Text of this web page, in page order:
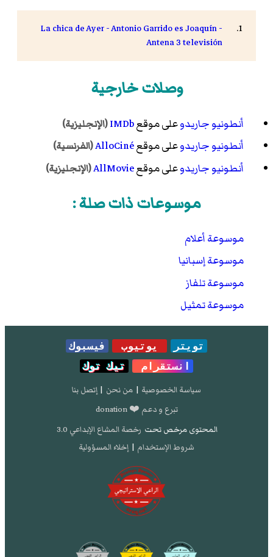
La chica de Ayer - Antonio Garrido es Joaquín -
Antena 3 televisión
وصلات خارجية
أنطونيو جاريدوعلى موقعIMDb(الإنجليزية)
أنطونيو جاريدوعلى موقعAlloCiné(الفرنسية)
أنطونيو جاريدوعلى موقعAllMovie(الإنجليزية)
موسوعات ذات صلة :
موسوعة أعلام
موسوعة إسبانيا
موسوعة تلفاز
موسوعة تمثيل
تويتر يوتيوب
فيسبوك
انستقرام
تيك توك
سياسة الخصوصية | من نحن | إتصل بنا
تبرع و دعم ❤️ donation
المحتوى مرخص تحت رخصة المشاع الإبداعي 3.0
شروط الإستخدام | إخلاء المسؤولية